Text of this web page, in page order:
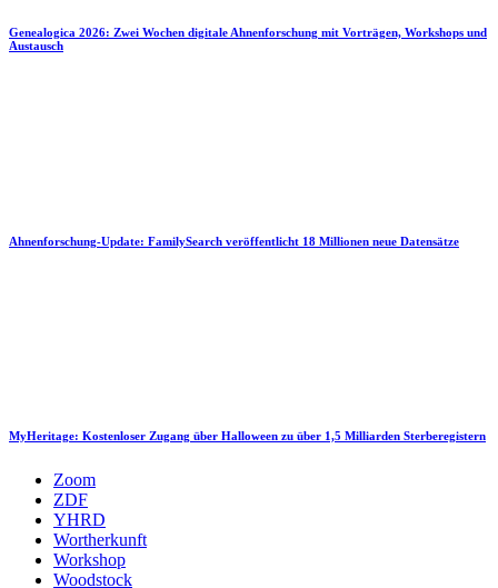
Genealogica 2026: Zwei Wochen digitale Ahnenforschung mit Vorträgen, Workshops und
Austausch
Ahnenforschung-Update: FamilySearch veröffentlicht 18 Millionen neue Datensätze
MyHeritage: Kostenloser Zugang über Halloween zu über 1,5 Milliarden Sterberegistern
Zoom
ZDF
YHRD
Wortherkunft
Workshop
Woodstock